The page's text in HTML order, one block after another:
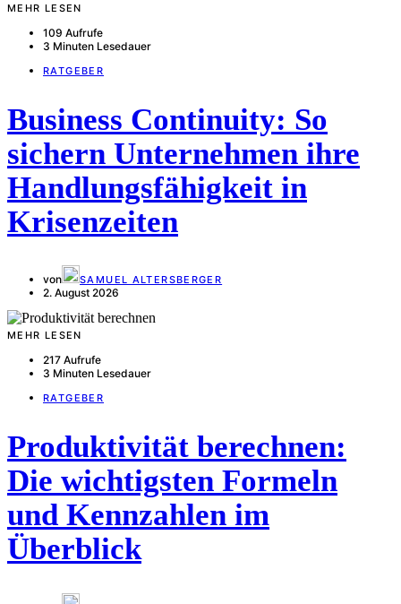
MEHR LESEN
109 Aufrufe
3 Minuten Lesedauer
RATGEBER
Business Continuity: So
sichern Unternehmen ihre
Handlungsfähigkeit in
Krisenzeiten
von SAMUEL ALTERSBERGER
2. August 2026
MEHR LESEN
217 Aufrufe
3 Minuten Lesedauer
RATGEBER
Produktivität berechnen:
Die wichtigsten Formeln
und Kennzahlen im
Überblick